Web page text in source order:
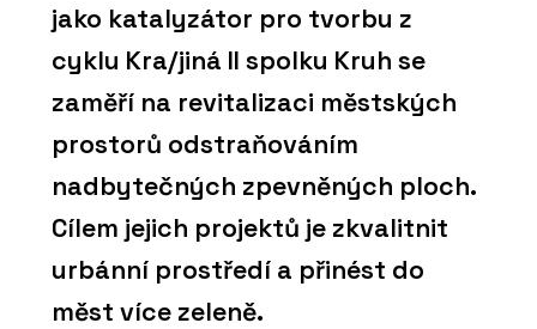
jako katalyzátor pro tvorbu z
cyklu Kra/jiná II spolku Kruh se
zaměří na revitalizaci městských
prostorů odstraňováním
nadbytečných zpevněných ploch.
Cílem jejich projektů je zkvalitnit
urbánní prostředí a přinést do
měst více zeleně.